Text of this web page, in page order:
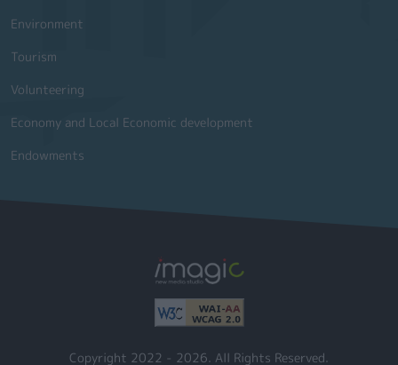
Environment
Tourism
Volunteering
Economy and Local Economic development
Endowments
Copyright 2022 - 2026. All Rights Reserved.